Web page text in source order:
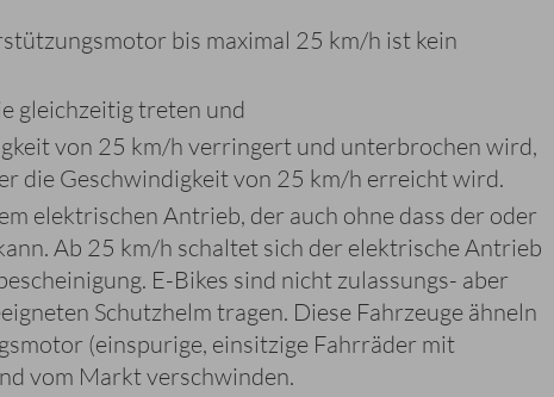
bis maximal 25 km/h ist kein
gleichzeitig treten und
von 25 km/h verringert und unterbrochen wird,
die Geschwindigkeit von 25 km/h erreicht wird.
elektrischen Antrieb, der auch ohne dass der oder
Ab 25 km/h schaltet sich der elektrische Antrieb
E-Bikes sind nicht zulassungs- aber
Schutzhelm tragen. Diese Fahrzeuge ähneln
(einspurige, einsitzige Fahrräder mit
vom Markt verschwinden.